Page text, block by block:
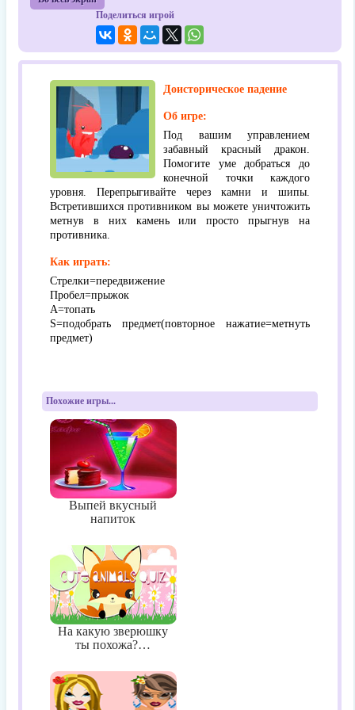
Поделиться игрой
Доисторическое падение
Об игре:
Под вашим управлением
забавный красный дракон.
Помогите уме добраться до
конечной точки каждого
уровня. Перепрыгивайте через камни и шипы.
Встретившихся противником вы можете уничтожить
метнув в них камень или просто прыгнув на
противника.
Как играть:
Стрелки=передвижение
Пробел=прыжок
А=топать
S=подобрать предмет(повторное нажатие=метнуть
предмет)
Похожие игры...
Выпей вкусный
напиток
На какую зверюшку
ты похожа?…